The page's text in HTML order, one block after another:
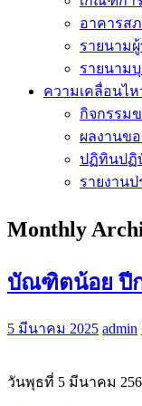
อาคารส
รายนาม
รายนาม
ความเคลื่อนไห
กิจกรรมข
ผลงานขอ
ปฏิทินปฏิ
รายงานป
Monthly
บัณฑิตน้อย ปีก
5 มีนาคม 2025 admin
วันพุธที่ 5 มีนาคม